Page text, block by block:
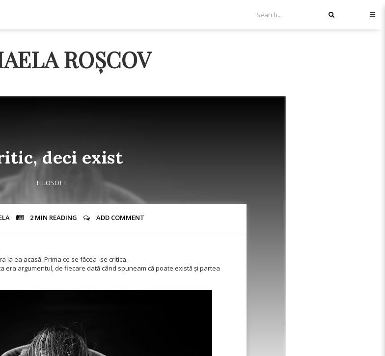
ROȘCOV
deci exist
FILOSOFII
2 MIN READING ADD COMMENT
la ea acasă. Prima ce se făcea- se critica.
era argumentul, de fiecare dată când spuneam că poate există și partea